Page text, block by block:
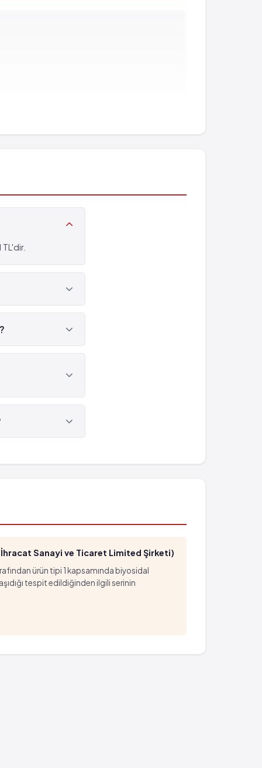
Sanayi ve Ticaret Limited Şirketi)
ürün tipi 1 kapsamında biyosidal
tespit edildiğinden ilgili serinin